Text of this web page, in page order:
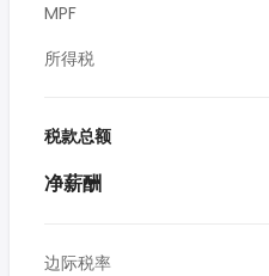
MPF
所得税
税款总额
净薪酬
边际税率